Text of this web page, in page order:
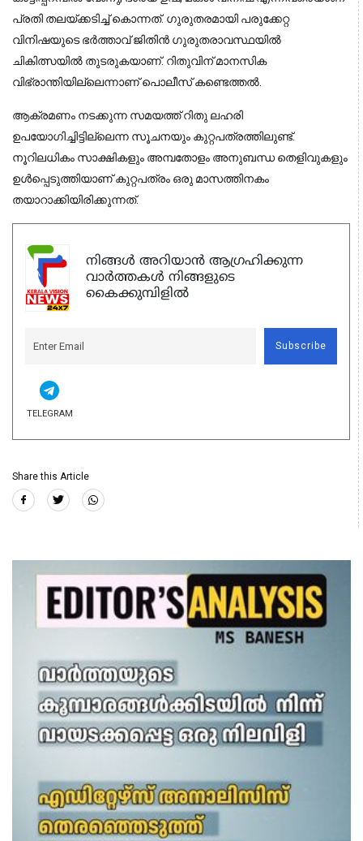
പ്രതി തലയ്ക്കടിച്ച് കൊന്നത്. ഗുരുതരമായി പരുക്കേറ്റ
വിനിഷയുടെ ഭര്‍ത്താവ് ജിതിന്‍ ഗുരുതരാവസ്ഥയില്‍
ചികിത്സയില്‍ തുടരുകയാണ്. റിതുവിന് മാനസിക
വിഭ്രാന്തിയില്ലെന്നാണ് പൊലീസ് കണ്ടെത്തല്‍.
ആക്രമണം നടക്കുന്ന സമയത്ത് റിതു ലഹരി
ഉപയോഗിച്ചിട്ടില്ലെന്ന സൂചനയും കുറ്റപത്രത്തിലുണ്ട്.
നൂറിലധികം സാക്ഷികളും അമ്പതോളം അനുബന്ധ തെളിവുകളും
ഉള്‍പ്പെടുത്തിയാണ് കുറ്റപത്രം ഒരു മാസത്തിനകം
തയാറാക്കിയിരിക്കുന്നത്.
നിങ്ങൾ അറിയാൻ ആഗ്രഹിക്കുന്ന
വാർത്തകൾ നിങ്ങളുടെ
കൈക്കുമ്പിളിൽ
Subscribe
TELEGRAM
Share this Article